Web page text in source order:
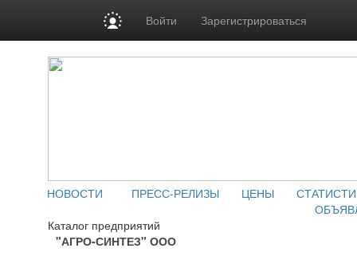
Войти Зарегистрироваться
НОВОСТИ ПРЕСС-РЕЛИЗЫ ЦЕНЫ
Каталог предприятий
"АГРО-СИНТЕЗ" ООО